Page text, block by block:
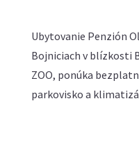
Ubytovanie Penzión
Bojniciach v blízkosti
ZOO, ponúka
parkovisko a